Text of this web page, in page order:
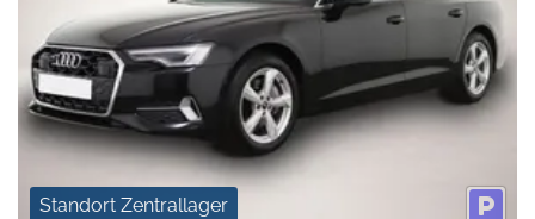
Standort Zentrallager